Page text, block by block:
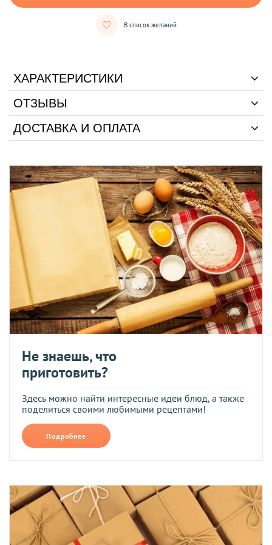
В список желаний
ХАРАКТЕРИСТИКИ
ОТЗЫВЫ
ДОСТАВКА И ОПЛАТА
Не знаешь, что
приготовить?
Здесь можно найти интересные идеи блюд, а также
поделиться своими любимыми рецептами!
Подробнее